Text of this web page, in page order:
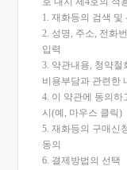
1. 재화등의 검색 및
2. 성명, 주소, 전화
입력
3. 약관내용, 청약철
비용부담과 관련한
4. 이 약관에 동의하
시(예, 마우스 클릭)
5. 재화등의 구매신
동의
6. 결제방법의 선택